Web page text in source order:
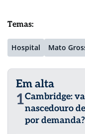
Temas:
Hospital Mato
Em alta
1Cambridge:
nascedouro
por demanda?